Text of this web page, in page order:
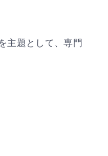
主題として、専門